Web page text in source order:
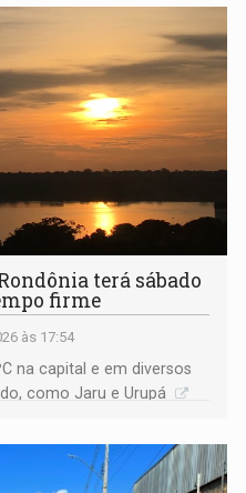
terá sábado
firme
às 17:54
na capital e em diversos
como Jaru e Urupá